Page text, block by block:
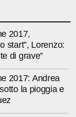
2017,
start”, Lorenzo:
di grave”
2017: Andrea
la pioggia e